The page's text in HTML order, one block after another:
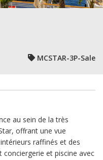
MCSTAR-3P-Sale
au sein de la très
offrant une vue
raffinés et des
et piscine avec